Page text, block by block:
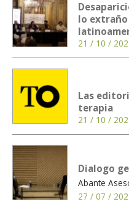
lo
21 / 10 /
Las
terapia
21 / 10 /
Dialogo
Abante
27 / 07 /